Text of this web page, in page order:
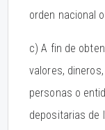
orden nacional
c) A fin de
valores,
personas o
depositarias de